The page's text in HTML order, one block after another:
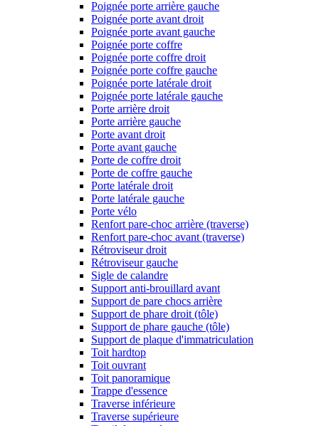
Poignée porte arrière gauche
Poignée porte avant droit
Poignée porte avant gauche
Poignée porte coffre
Poignée porte coffre droit
Poignée porte coffre gauche
Poignée porte latérale droit
Poignée porte latérale gauche
Porte arrière droit
Porte arrière gauche
Porte avant droit
Porte avant gauche
Porte de coffre droit
Porte de coffre gauche
Porte latérale droit
Porte latérale gauche
Porte vélo
Renfort pare-choc arrière (traverse)
Renfort pare-choc avant (traverse)
Rétroviseur droit
Rétroviseur gauche
Sigle de calandre
Support anti-brouillard avant
Support de pare chocs arrière
Support de phare droit (tôle)
Support de phare gauche (tôle)
Support de plaque d'immatriculation
Toit hardtop
Toit ouvrant
Toit panoramique
Trappe d'essence
Traverse inférieure
Traverse supérieure